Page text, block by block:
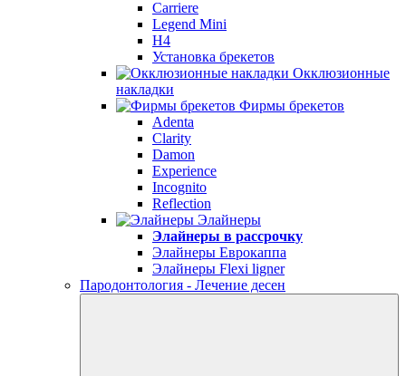
Carriere
Legend Mini
H4
Установка брекетов
Окклюзионные
накладки
Фирмы брекетов
Adenta
Clarity
Damon
Experience
Incognito
Reflection
Элайнеры
Элайнеры в рассрочку
Элайнеры Еврокаппа
Элайнеры Flexi ligner
Пародонтология - Лечение десен